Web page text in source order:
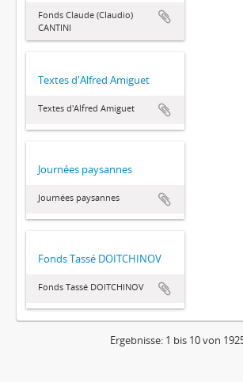
Fonds Claude (Claudio)
CANTINI
Textes d'Alfred Amiguet
Textes d'Alfred Amiguet
Journées paysannes
Journées paysannes
Fonds Tassé DOITCHINOV
Fonds Tassé DOITCHINOV
Ergebnisse: 1 bis 10 von